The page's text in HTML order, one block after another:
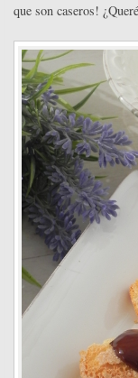
que son caseros!